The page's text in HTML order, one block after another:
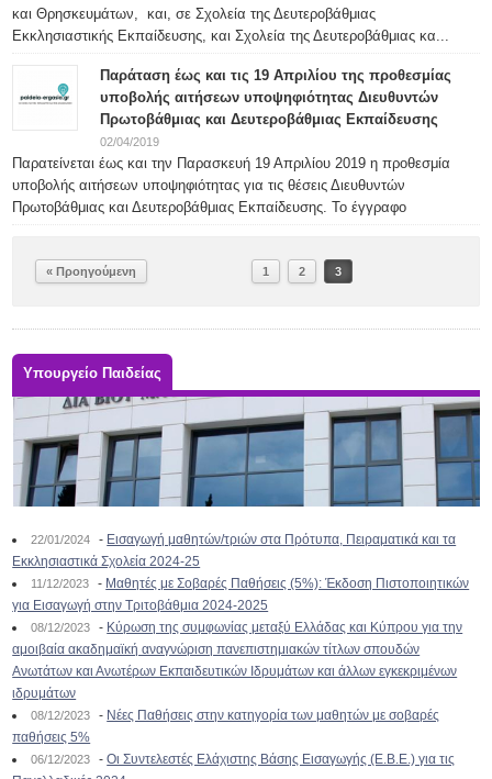
και Θρησκευμάτων, και, σε Σχολεία της Δευτεροβάθμιας
Εκκλησιαστικής Εκπαίδευσης, και Σχολεία της Δευτεροβάθμιας κα...
Παράταση έως και τις 19 Απριλίου της προθεσμίας
υποβολής αιτήσεων υποψηφιότητας Διευθυντών
Πρωτοβάθμιας και Δευτεροβάθμιας Εκπαίδευσης
02/04/2019
Παρατείνεται έως και την Παρασκευή 19 Απριλίου 2019 η προθεσμία
υποβολής αιτήσεων υποψηφιότητας για τις θέσεις Διευθυντών
Πρωτοβάθμιας και Δευτεροβάθμιας Εκπαίδευσης. Το έγγραφο
« Προηγούμενη 1 2 3
Υπουργείο Παιδείας
22/01/2024 - Εισαγωγή μαθητών/τριών στα Πρότυπα, Πειραματικά και τα
Εκκλησιαστικά Σχολεία 2024-25
11/12/2023 - Μαθητές με Σοβαρές Παθήσεις (5%): Έκδοση Πιστοποιητικών
για Εισαγωγή στην Τριτοβάθμια 2024-2025
08/12/2023 - Κύρωση της συμφωνίας μεταξύ Ελλάδας και Κύπρου για την
αμοιβαία ακαδημαϊκή αναγνώριση πανεπιστημιακών τίτλων σπουδών
Ανωτάτων και Ανωτέρων Εκπαιδευτικών Ιδρυμάτων και άλλων εγκεκριμένων
ιδρυμάτων
08/12/2023 - Νέες Παθήσεις στην κατηγορία των μαθητών με σοβαρές
παθήσεις 5%
06/12/2023 -Οι Συντελεστές Ελάχιστης Βάσης Εισαγωγής (Ε.Β.Ε.) για τις